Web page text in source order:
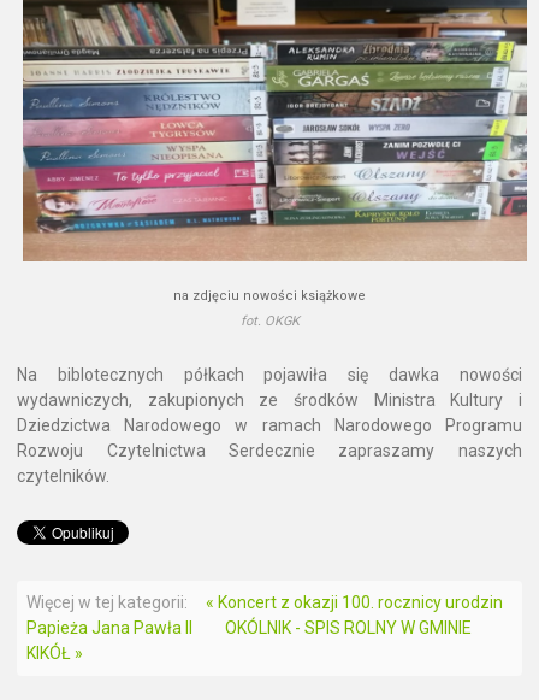
na zdjęciu nowości książkowe
fot. OKGK
Na biblotecznych półkach pojawiła się dawka nowości
wydawniczych, zakupionych ze środków Ministra Kultury i
Dziedzictwa Narodowego w ramach Narodowego Programu
Rozwoju Czytelnictwa Serdecznie zapraszamy naszych
czytelników.
Więcej w tej kategorii:
« Koncert z okazji 100. rocznicy urodzin
Papieża Jana Pawła II
OKÓLNIK - SPIS ROLNY W GMINIE
KIKÓŁ »